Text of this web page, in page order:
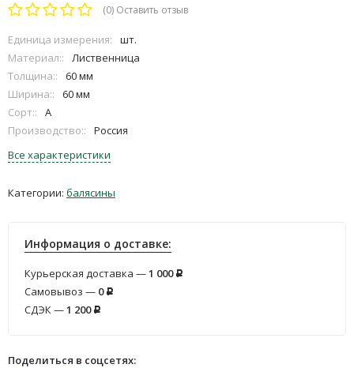
(0) Оставить отзыв
Единица измерения:
шт.
Материал::
Лиственница
Толщина::
60 мм
Ширина::
60 мм
Сорт::
A
Производство::
Россия
Все характеристики
Категории: балясины
Информация о доставке:
Курьерская доставка —1 000 Р
Самовывоз — 0 Р
СДЭК —1 200 Р
Поделиться в соцсетях: